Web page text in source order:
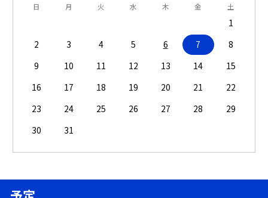
日 月 火 水 木 金 土
1
2
3 4 5 6 7
8
9
10 11 12 13 14
15
16
17 18 19 20 21
22
23
24 25 26 27 28
29
30
31